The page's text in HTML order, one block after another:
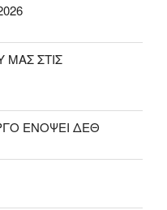
ΣΤΙΣ
ΕΝΟΨΕΙ ΔΕΘ